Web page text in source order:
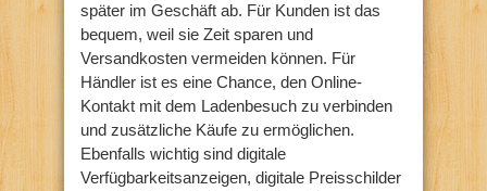
später im Geschäft ab. Für Kunden ist das
bequem, weil sie Zeit sparen und
Versandkosten vermeiden können. Für
Händler ist es eine Chance, den Online-
Kontakt mit dem Ladenbesuch zu verbinden
und zusätzliche Käufe zu ermöglichen.
Ebenfalls wichtig sind digitale
Verfügbarkeitsanzeigen, digitale Preisschilder